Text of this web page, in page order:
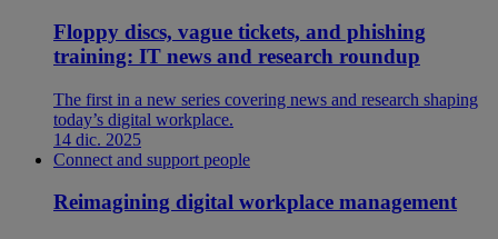
Floppy discs, vague tickets, and phishing
training: IT news and research roundup
The first in a new series covering news and research shaping
today’s digital workplace.
14 dic. 2025
Connect and support people
Reimagining digital workplace management